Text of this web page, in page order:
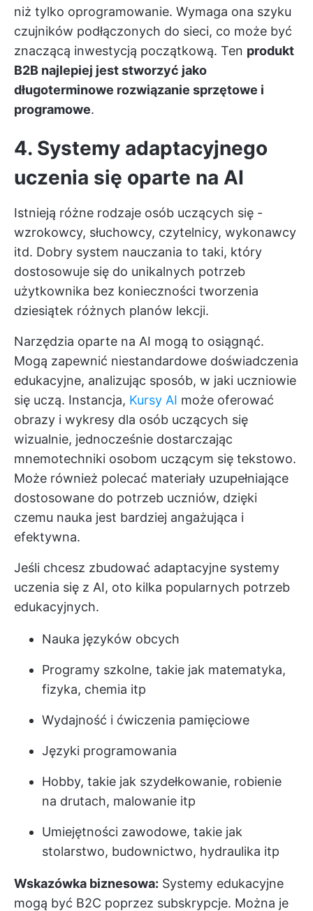
niż tylko oprogramowanie. Wymaga ona szyku
czujników podłączonych do sieci, co może być
znaczącą inwestycją początkową. Ten produkt
B2B najlepiej jest stworzyć jako
długoterminowe rozwiązanie sprzętowe i
programowe.
4. Systemy adaptacyjnego
uczenia się oparte na AI
Istnieją różne rodzaje osób uczących się -
wzrokowcy, słuchowcy, czytelnicy, wykonawcy
itd. Dobry system nauczania to taki, który
dostosowuje się do unikalnych potrzeb
użytkownika bez konieczności tworzenia
dziesiątek różnych planów lekcji.
Narzędzia oparte na AI mogą to osiągnąć.
Mogą zapewnić niestandardowe doświadczenia
edukacyjne, analizując sposób, w jaki uczniowie
się uczą. Instancja, Kursy AI może oferować
obrazy i wykresy dla osób uczących się
wizualnie, jednocześnie dostarczając
mnemotechniki osobom uczącym się tekstowo.
Może również polecać materiały uzupełniające
dostosowane do potrzeb uczniów, dzięki
czemu nauka jest bardziej angażująca i
efektywna.
Jeśli chcesz zbudować adaptacyjne systemy
uczenia się z AI, oto kilka popularnych potrzeb
edukacyjnych.
Nauka języków obcych
Programy szkolne, takie jak matematyka,
fizyka, chemia itp
Wydajność i ćwiczenia pamięciowe
Języki programowania
Hobby, takie jak szydełkowanie, robienie
na drutach, malowanie itp
Umiejętności zawodowe, takie jak
stolarstwo, budownictwo, hydraulika itp
Wskazówka biznesowa: Systemy edukacyjne
mogą być B2C poprzez subskrypcje. Można je